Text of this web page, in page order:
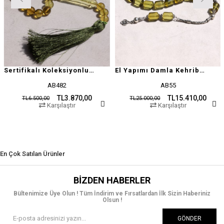
Sertifikalı Koleksiyonluk Özel Seri Damla Kehribar
TL3.870,00
TL6.500,00
Karşılaştır
El Yapımı Damla Kehribar Tesbih
TL15.410,00
TL25.000,00
Karşılaştır
En Çok Satılan Ürünler
BIZDEN HABERLER
Bültenimize Üye Olun ! Tüm İndirim ve Fırsatlardan İlk Sizin Haberiniz
Olsun !
GÖNDER